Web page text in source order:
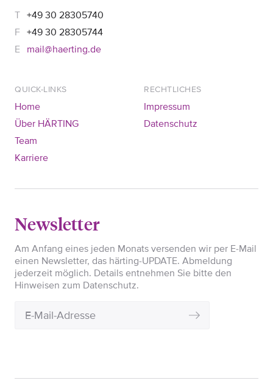
+49 30 28305740
+49 30 28305744
mail@haerting.de
QUICK-LINKS
Home
Über HÄRTING
Team
Karriere
RECHTLICHES
Impressum
Datenschutz
Newsletter
Am Anfang eines jeden Monats versenden wir per E-Mail
einen Newsletter, das härting-UPDATE. Abmeldung
jederzeit möglich. Details entnehmen Sie bitte den
Hinweisen zum Datenschutz.